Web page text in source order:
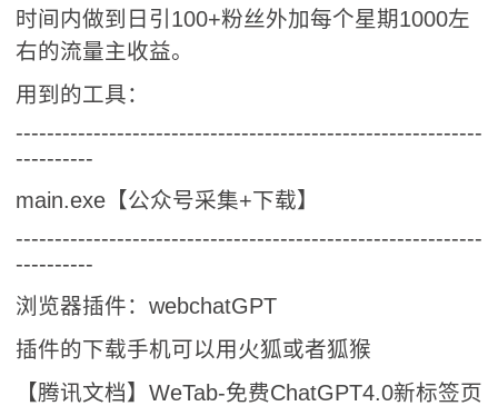
时间内做到日引100+粉丝外加每个星期1000左
右的流量主收益。
用到的工具：
------------------------------------------------------------
----------
main.exe【公众号采集+下载】
------------------------------------------------------------
----------
浏览器插件：webchatGPT
插件的下载手机可以用火狐或者狐猴
【腾讯文档】WeTab-免费ChatGPT4.0新标签页